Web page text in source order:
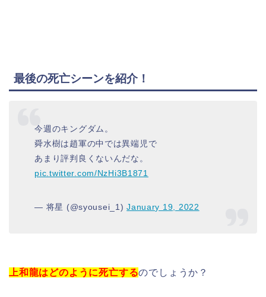
最後の死亡シーンを紹介！
今週のキングダム。
舜水樹は趙軍の中では異端児で
あまり評判良くないんだな。
pic.twitter.com/NzHi3B1871
— 将星 (@syousei_1)January 19, 2022
上和龍はどのように死亡するのでしょうか？